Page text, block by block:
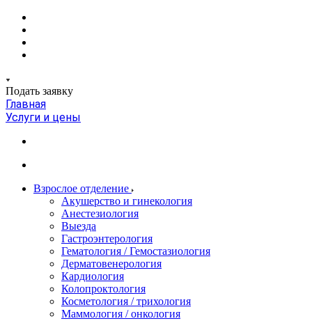
Подать заявку
Главная
Услуги и цены
Взрослое отделение
Акушерство и гинекология
Анестезиология
Выезда
Гастроэнтерология
Гематология / Гемостазиология
Дерматовенерология
Кардиология
Колопроктология
Косметология / трихология
Маммология / онкология